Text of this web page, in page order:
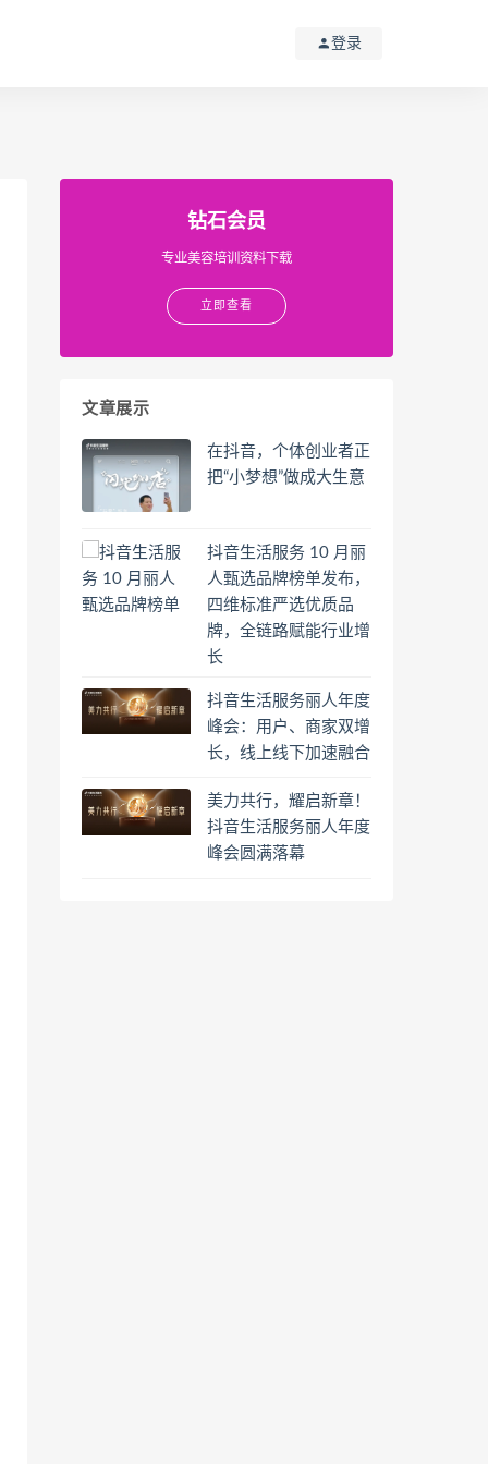
登录
钻石会员
专业美容培训资料下载
立即查看
文章展示
在抖音，个体创业者正
把“小梦想”做成大生意
抖音生活服务 10 月丽
人甄选品牌榜单发布，
四维标准严选优质品
牌，全链路赋能行业增
长
抖音生活服务丽人年度
峰会：用户、商家双增
长，线上线下加速融合
美力共行，耀启新章！
抖音生活服务丽人年度
峰会圆满落幕